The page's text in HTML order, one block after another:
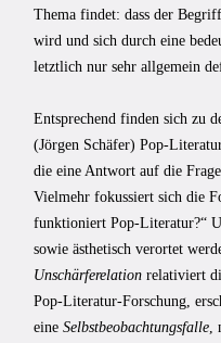
Thema findet: dass der
wird und sich durch eine
letztlich nur sehr allgemein
Entsprechend finden sich zu
(Jörgen Schäfer) Pop-
die eine Antwort auf die
Vielmehr fokussiert sich die
funktioniert Pop-Literatur?“
sowie ästhetisch verortet
Unschärferelation relativiert
Pop-Literatur-Forschung,
eine Selbstbeobachtungsfalle